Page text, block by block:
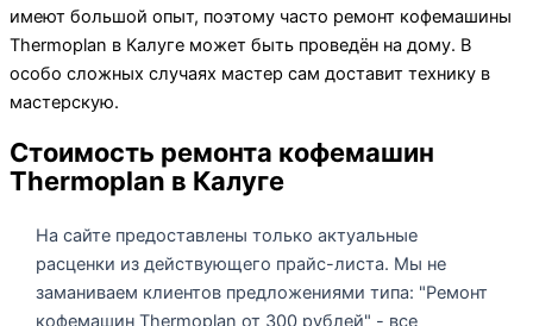
имеют большой опыт, поэтому часто ремонт кофемашины
Thermoplan в Калуге может быть проведён на дому. В
особо сложных случаях мастер сам доставит технику в
мастерскую.
Стоимость ремонта кофемашин
Thermoplan в Калуге
На сайте предоставлены только актуальные
расценки из действующего прайс-листа. Мы не
заманиваем клиентов предложениями типа: "Ремонт
кофемашин Thermoplan от 300 рублей" - все